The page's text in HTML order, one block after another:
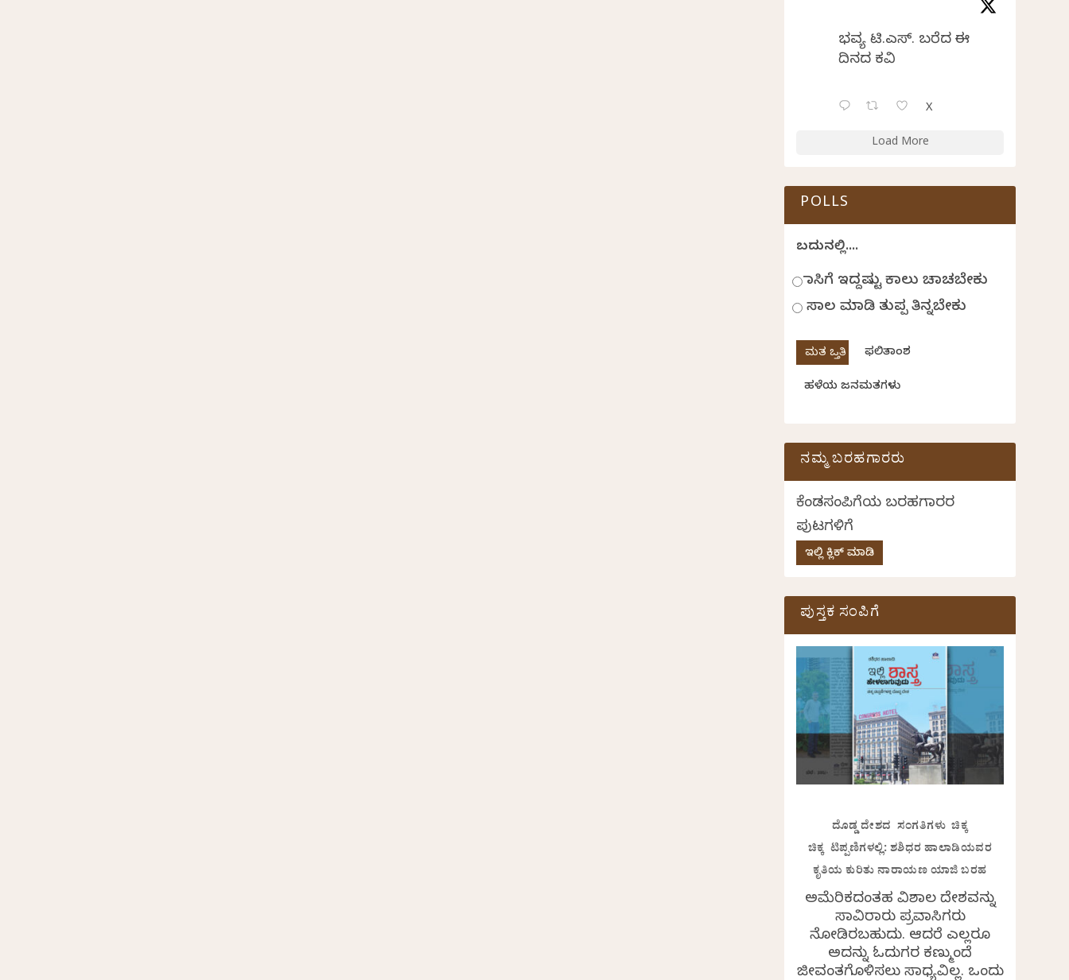
ಭವ್ಯ ಟಿ.ಎಸ್. ಬರೆದ ಈ
ದಿನದ ಕವಿತೆ
X
Load More
POLLS
ಬದುಕಿನಲ್ಲಿ....
ಹಾಸಿಗೆ ಇದ್ದಷ್ಟು ಕಾಲು ಚಾಚಬೇಕು
ಸಾಲ ಮಾಡಿ ತುಪ್ಪ ತಿನ್ನಬೇಕು
ಫಲಿತಾಂಶ
ಹಳೆಯ ಜನಮತಗಳು
ನಮ್ಮ ಬರಹಗಾರರು
ಕೆಂಡಸಂಪಿಗೆಯ ಬರಹಗಾರರ
ಪುಟಗಳಿಗೆ
ಇಲ್ಲಿ ಕ್ಲಿಕ್ ಮಾಡಿ
ಪುಸ್ತಕ ಸಂಪಿಗೆ
ದೊಡ್ಡ ದೇಶದ ಸಂಗತಿಗಳು ಚಿಕ್ಕ
ಚಿಕ್ಕ ಟಿಪ್ಪಣಿಗಳಲ್ಲಿ: ಶಶಿಧರ ಹಾಲಾಡಿಯವರ
ಕೃತಿಯ ಕುರಿತು ನಾರಾಯಣ ಯಾಜಿ ಬರಹ
ಅಮೆರಿಕದಂತಹ ವಿಶಾಲ ದೇಶವನ್ನು
ಸಾವಿರಾರು ಪ್ರವಾಸಿಗರು
ನೋಡಿರಬಹುದು. ಆದರೆ ಎಲ್ಲರೂ
ಅದನ್ನು ಓದುಗರ ಕಣ್ಮುಂದೆ
ಜೀವಂತಗೊಳಿಸಲು ಸಾಧ್ಯವಿಲ್ಲ. ಒಂದು